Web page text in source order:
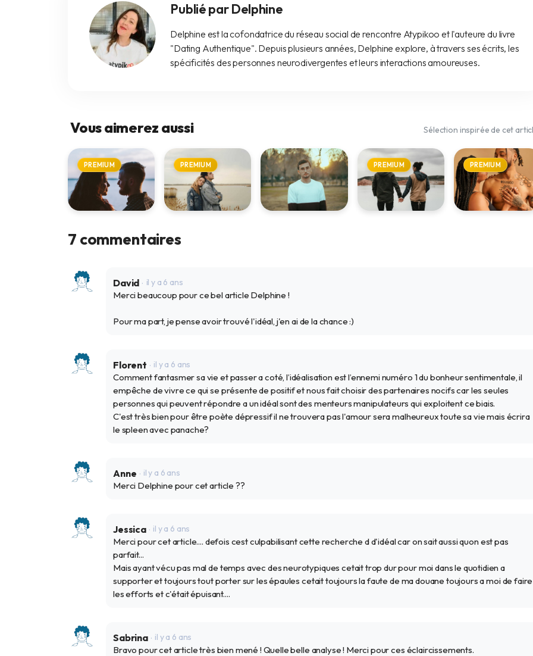
Publié par Delphine
Delphine est la cofondatrice du réseau social de rencontre Atypikoo et l'auteure du livre
"Dating Authentique". Depuis plusieurs années, Delphine explore, à travers ses écrits, les
spécificités des personnes neurodivergentes et leurs interactions amoureuses.
Vous aimerez aussi Sélection inspirée de cet
PREMIUM
tombe-t-on
PREMIUM
compatibilité
PREMIUM PREMIUM
7 commentaires
David il y a 6 ans
Merci beaucoup pour ce bel article Delphine !
Pour ma part, je pense avoir trouvé l'idéal, j'en ai de la chance :)
Florent il y a 6 ans
Comment fantasmer sa vie et passer a coté, l’idéalisation est l’ennemi numéro 1 du bonheur sentimentale, il
empêche de vivre ce qui se présente de positif et nous fait choisir des partenaires nocifs car les seules
personnes qui peuvent répondre a un idéal sont des menteurs manipulateurs qui exploitent ce biais.
C'est très bien pour être poète dépressif il ne trouvera pas l'amour sera malheureux toute sa vie mais écrira
le spleen avec panache?
Anne il y a 6 ans
Merci Delphine pour cet article ??
Jessica il y a 6 ans
Merci pour cet article.... defois cest culpabilisant cette recherche d d'idéal car on sait aussi quon est pas
parfait...
Mais ayant vécu pas mal de temps avec des neurotypiques cetait trop dur pour moi dans le quotidien a
supporter et toujours tout porter sur les épaules cetait toujours la faute de ma douane toujours a moi de faire
les efforts et c'était épuisant....
Sabrina il y a 6 ans
Bravo pour cet article très bien mené ! Quelle belle analyse ! Merci pour ces éclaircissements.